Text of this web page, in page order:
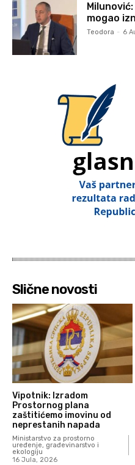
mogao
Teodora - 6
Slične novosti
Vipotnik: Izradom
Prostornog plana
zaštitićemo imovinu od
neprestanih napada
Ministarstvo za prostorno
uređenje, građevinarstvo i
ekologiju
16 Jula, 2026